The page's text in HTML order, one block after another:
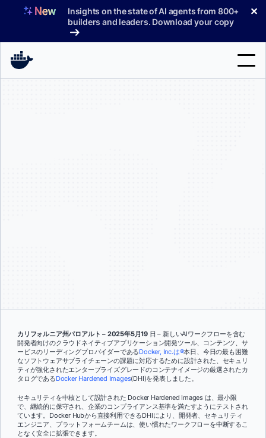
へ
Insights on the state of AI agents from 800+
builders and leaders. Download your copy
✕
カリフォルニア州パロアルト – 2025年5月19 日 – 新しいAIワークフローを含む
開発者向けのクラウドネイティブアプリケーション開発ツール、コンテンツ、サ
ービスのリーディングプロバイダーであるDocker, Inc.は®本日、今日の最も困難
なソフトウェアサプライチェーンの課題に対応するために設計された、セキュリ
ティが強化されたエンタープライズグレードのコンテナイメージの厳選されたカ
タログであるDocker Hardened Images(DHI)を発表しました。
セキュリティを中核として設計された Docker Hardened Images は、最小限
で、継続的に保守され、企業のコンプライアンス基準を満たすようにテストされ
ています。Docker Hubから直接利用できるDHIにより、開発者、セキュリティ
エンジニア、プラットフォームチームは、使い慣れたワークフローを中断するこ
となく安全に拡張できます。